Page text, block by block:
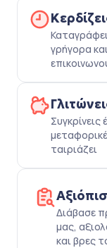
γρήγορα
ταιριάζει
Διάβασε
μας,
και βρες